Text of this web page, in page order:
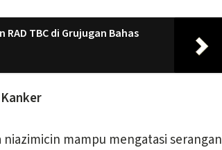
TBC di Grujugan Bahas
mampu mengatasi serangan